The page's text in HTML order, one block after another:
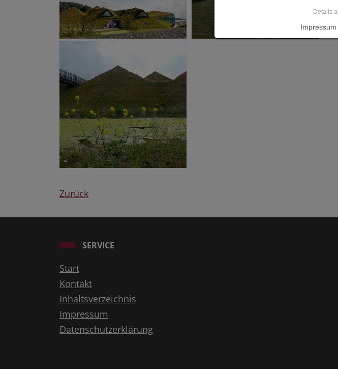
Zurück
SERVICE
Start
Kontakt
Inhaltsverzeichnis
Impressum
Datenschutzerklärung
Details